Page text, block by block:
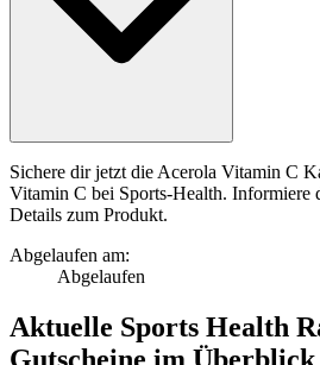
Sichere dir jetzt die Acerola Vitamin C
Vitamin C bei Sports-Health. Informiere
Details zum Produkt.
Abgelaufen am:
Abgelaufen
Aktuelle Sports Health